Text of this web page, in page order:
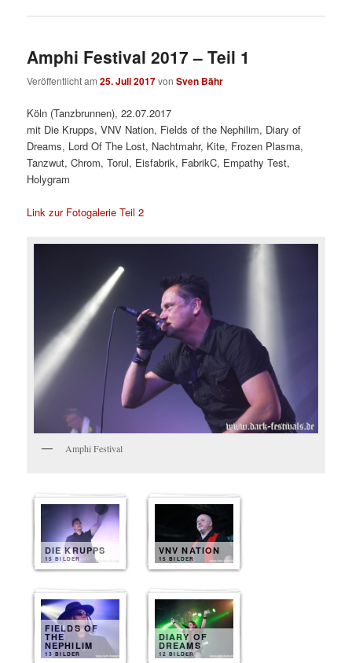
Amphi Festival 2017 – Teil 1
Veröffentlicht am25. Juli 2017vonSven Bähr
Köln (Tanzbrunnen), 22.07.2017
mit Die Krupps, VNV Nation, Fields of the Nephilim, Diary of
Dreams, Lord Of The Lost, Nachtmahr, Kite, Frozen Plasma,
Tanzwut, Chrom, Torul, Eisfabrik, FabrikC, Empathy Test,
Holygram
Link zur Fotogalerie Teil 2
Amphi Festival
DIE KRUPPS
15 BILDER
VNV NATION
15 BILDER
FIELDS OF
THE
NEPHILIM
13 BILDER
DIARY OF
DREAMS
12 BILDER